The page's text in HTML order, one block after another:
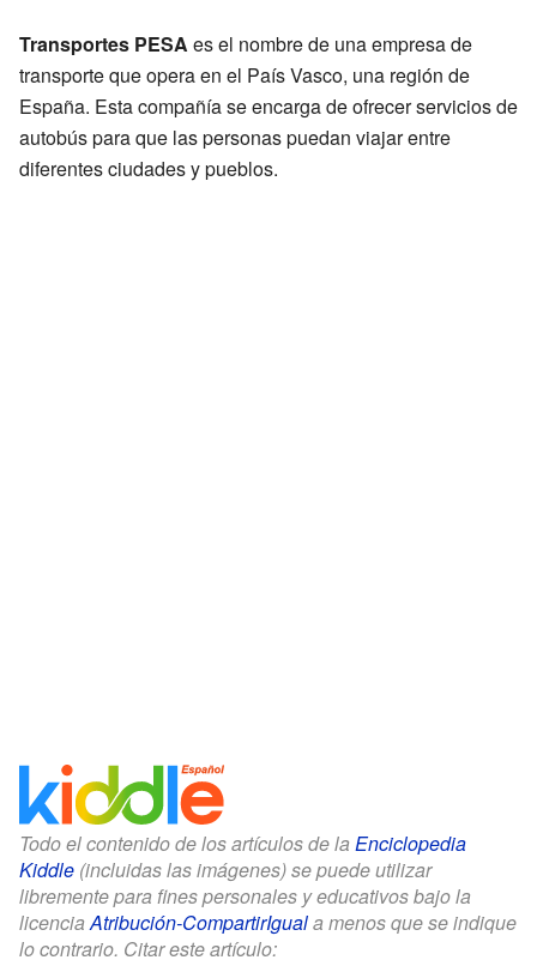
Transportes PESA es el nombre de una empresa de
transporte que opera en el País Vasco, una región de
España. Esta compañía se encarga de ofrecer servicios de
autobús para que las personas puedan viajar entre
diferentes ciudades y pueblos.
Todo el contenido de los artículos de la Enciclopedia
Kiddle (incluidas las imágenes) se puede utilizar
libremente para fines personales y educativos bajo la
licenciaAtribución-CompartirIguala menos que se indique
lo contrario. Citar este artículo: